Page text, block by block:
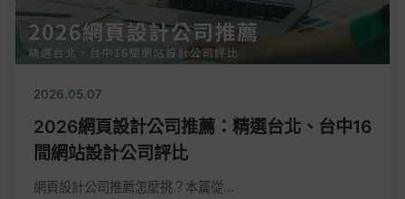
2026.05.07
2026網頁設計公司推薦：精選台北、台中16
間網站設計公司評比
網頁設計公司推薦怎麼挑？本篇從...